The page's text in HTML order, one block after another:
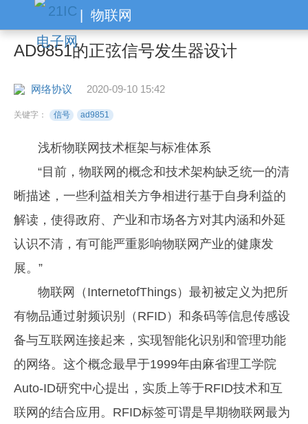
物联网
AD9851的正弦信号发生器设计
网络协议 2020-09-10 15:42
关键字： 信号 ad9851
浅析物联网技术框架与标准体系
“目前，物联网的概念和技术架构缺乏统一的清
晰描述，一些利益相关方争相进行基于自身利益的
解读，使得政府、产业和市场各方对其内涵和外延
认识不清，有可能严重影响物联网产业的健康发
展。”
物联网（InternetofThings）最初被定义为把所
有物品通过射频识别（RFID）和条码等信息传感设
备与互联网连接起来，实现智能化识别和管理功能
的网络。这个概念最早于1999年由麻省理工学院
Auto-ID研究中心提出，实质上等于RFID技术和互
联网的结合应用。RFID标签可谓是早期物联网最为